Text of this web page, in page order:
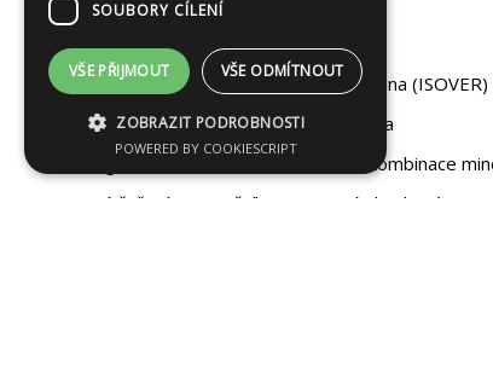
drenážní vrstva - nopová folie
hydroakumulační vrstva - minerální vlna (ISOVER)
filtrační vrstva - separační membrána
vegetační vrstva - 200 - 500 mm, kombinace
jiné řešení vegetačního souvrství - kapková
SOUBORY CÍLENÍ
VŠE PŘIJMOUT VŠE ODMÍTNOUT
ZOBRAZIT PODROBNOSTI
POWERED BY COOKIESCRIPT